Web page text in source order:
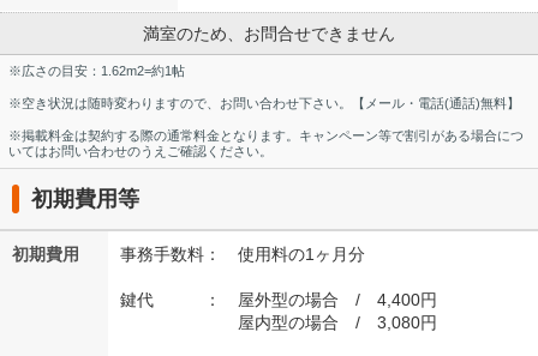
満室のため、お問合せできません
※広さの目安：1.62m2=約1帖
※空き状況は随時変わりますので、お問い合わせ下さい。【メール・電話(通話)無料】
※掲載料金は契約する際の通常料金となります。キャンペーン等で割引がある場合につ
いてはお問い合わせのうえご確認ください。
初期費用等
初期費用 事務手数料： 使用料の1ヶ月分
鍵代 ： 屋外型の場合 / 4,400円
屋内型の場合 / 3,080円